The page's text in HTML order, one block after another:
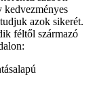
kedvezményes
azok sikerét.
féltől származó